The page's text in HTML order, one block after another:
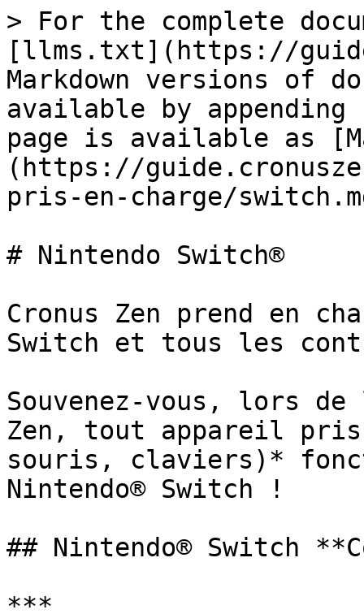
> For the complete
[llms.txt](https://
Markdown versions of
available by
page is available as
(https://
pris-en-charge/
# Nintendo Switch®
Cronus Zen prend en
Switch et tous les
Souvenez-vous, lors
Zen, tout appareil pris
souris, claviers)*
Nintendo® Switch !
## Nintendo® Switch
***